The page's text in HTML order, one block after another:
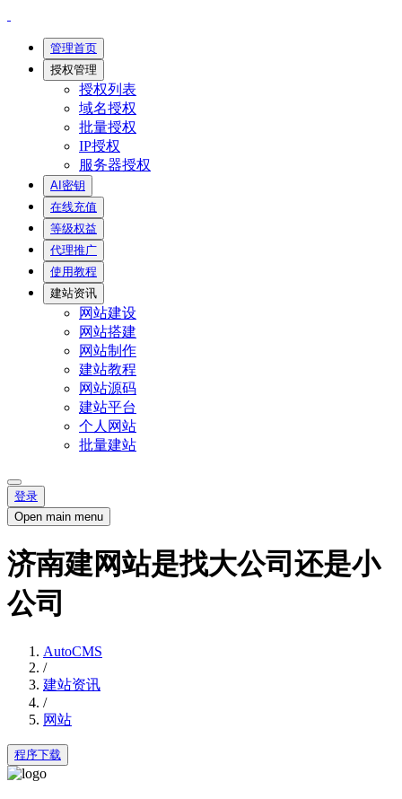
管理首页
授权管理
授权列表
域名授权
批量授权
IP授权
服务器授权
AI密钥
在线充值
等级权益
代理推广
使用教程
建站资讯
网站建设
网站搭建
网站制作
建站教程
网站源码
建站平台
个人网站
批量建站
登录
Open main menu
济南建网站是找大公司还是小
公司
AutoCMS
/
建站资讯
/
网站
程序下载